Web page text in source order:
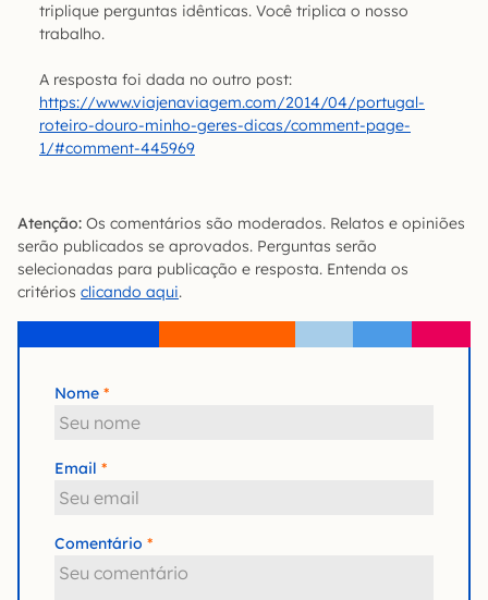
triplique perguntas idênticas. Você triplica o nosso
trabalho.
A resposta foi dada no outro post:
https://www.viajenaviagem.com/2014/04/portugal-
roteiro-douro-minho-geres-dicas/comment-page-
1/#comment-445969
Atenção: Os comentários são moderados. Relatos e opiniões
serão publicados se aprovados. Perguntas serão
selecionadas para publicação e resposta. Entenda os
critérios clicando aqui.
Nome
Email
Comentário